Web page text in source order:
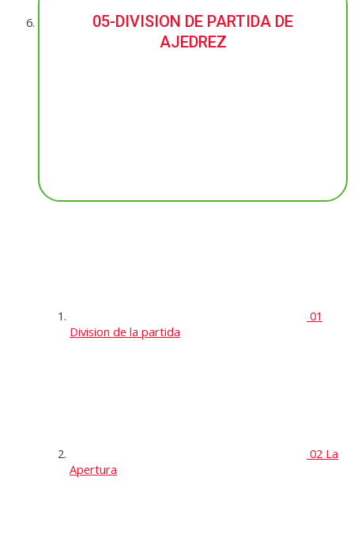
05-DIVISION DE PARTIDA DE
AJEDREZ
01
Division de la partida
02 La
Apertura